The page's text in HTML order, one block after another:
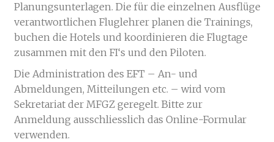
Planungsunterlagen. Die für die einzelnen Ausflüge
verantwortlichen Fluglehrer planen die Trainings,
buchen die Hotels und koordinieren die Flugtage
zusammen mit den FI‘s und den Piloten.
Die Administration des EFT – An- und
Abmeldungen, Mitteilungen etc. – wird vom
Sekretariat der MFGZ geregelt. Bitte zur
Anmeldung ausschliesslich das Online-Formular
verwenden.